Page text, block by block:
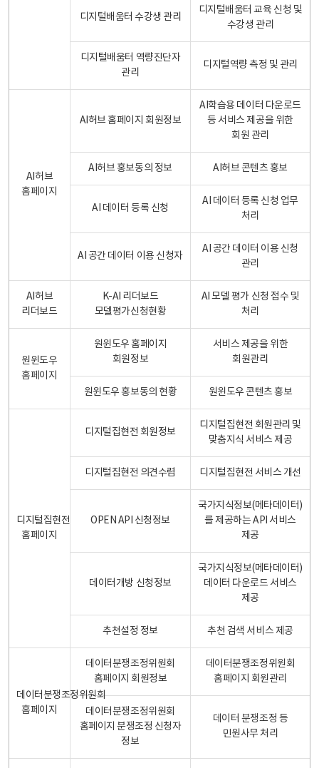
디지털배움터 수강생 관리
디지털배움터 교육 신청 및
수강생 관리
디지털배움터 역량진단자
관리
디지털역량 측정 및 관리
AI허브
홈페이지
AI허브 홈페이지 회원정보
AI학습용 데이터 다운로드
등 서비스 제공을 위한
회원 관리
AI허브 홍보동의 정보 AI허브 콘텐츠 홍보
AI 데이터 등록 신청
AI 데이터 등록 신청 업무
처리
AI 공간 데이터 이용 신청자
AI 공간 데이터 이용 신청
관리
AI허브
리더보드
K-AI 리더보드
모델평가신청현황
AI 모델 평가 신청 접수 및
처리
원윈도우
홈페이지
원윈도우 홈페이지
회원정보
서비스 제공을 위한
회원관리
원윈도우 홍보동의 현황 원윈도우 콘텐츠 홍보
디지털집현전
홈페이지
디지털집현전 회원정보
디지털집현전 회원관리 및
맞춤지식 서비스 제공
디지털집현전 의견수렴 디지털집현전 서비스 개선
OPEN API 신청정보
국가지식정보(메타데이터)
를 제공하는 API 서비스
제공
데이터개방 신청정보
국가지식정보(메타데이터)
데이터 다운로드 서비스
제공
추천설정 정보 추천 검색 서비스 제공
데이터분쟁조정위원회
홈페이지
데이터분쟁조정위원회
홈페이지 회원정보
데이터분쟁조정위원회
홈페이지 회원관리
데이터분쟁조정위원회
홈페이지 분쟁조정 신청자
정보
데이터 분쟁조정 등
민원사무 처리